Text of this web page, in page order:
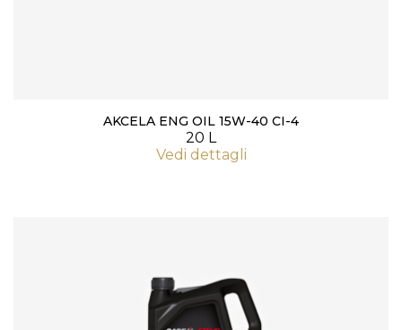
AKCELA ENG OIL 15W-40 CI-4
20 L
Vedi dettagli